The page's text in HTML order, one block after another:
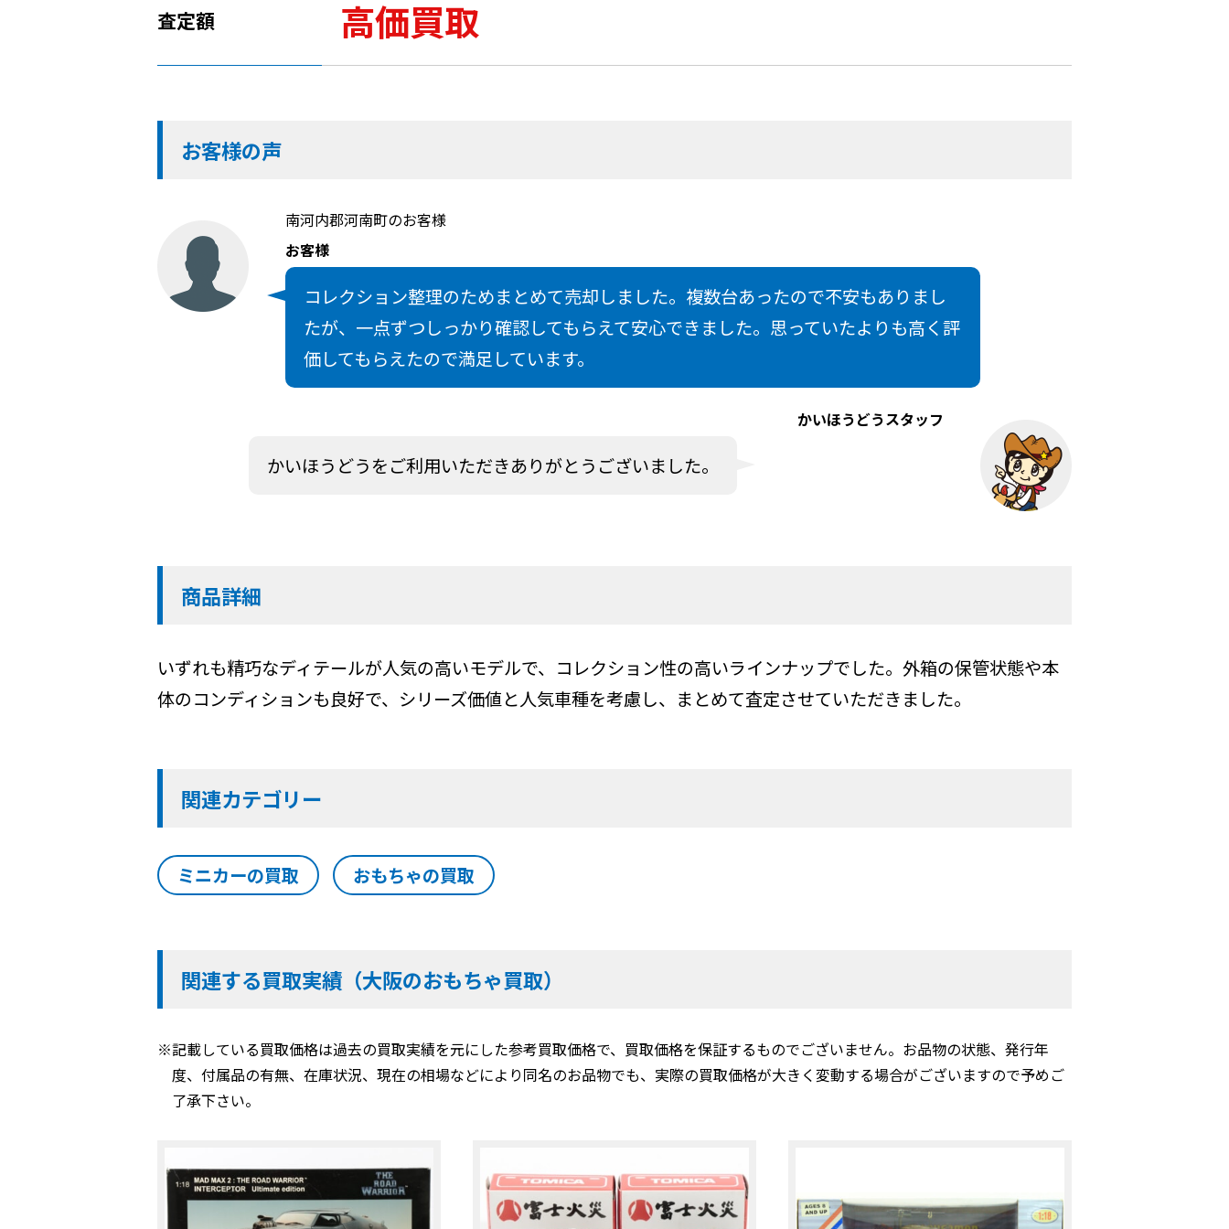
査定額 高価買取
お客様の声
南河内郡河南町のお客様
お客様
コレクション整理のためまとめて売却しました。複数台あったので不安もありまし
たが、一点ずつしっかり確認してもらえて安心できました。思っていたよりも高く評
価してもらえたので満足しています。
かいほうどうスタッフ
かいほうどうをご利用いただきありがとうございました。
商品詳細
いずれも精巧なディテールが人気の高いモデルで、コレクション性の高いラインナップでした。外箱の保管状態や本
体のコンディションも良好で、シリーズ価値と人気車種を考慮し、まとめて査定させていただきました。
関連カテゴリー
ミニカーの買取 おもちゃの買取
関連する買取実績（大阪のおもちゃ買取）
※記載している買取価格は過去の買取実績を元にした参考買取価格で、買取価格を保証するものでございません。お品物の状態、発行年
度、付属品の有無、在庫状況、現在の相場などにより同名のお品物でも、実際の買取価格が大きく変動する場合がございますので予めご
了承下さい。